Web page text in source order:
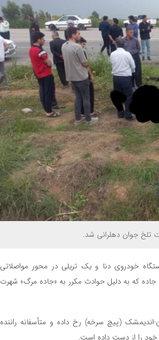
تلخ جوان دهلرانی شد.
خودروی دنا و یک تریلی در محور مواصلاتی
جاده که به دلیل حوادث مکرر به «جاده مرگ» شهرت
اندیمشک (پیچ سرخه) رخ داده و متأسفانه راننده
ضبط ۳۱۰ کیلوگرم فرآورده خام دامی غیرقابل
مصرف در ایلام